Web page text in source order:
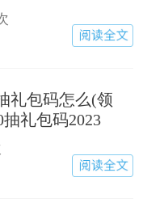
礼包码怎么(领
礼包码2023